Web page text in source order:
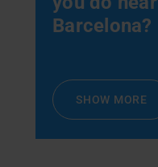
Barcelona?
SHOW MORE